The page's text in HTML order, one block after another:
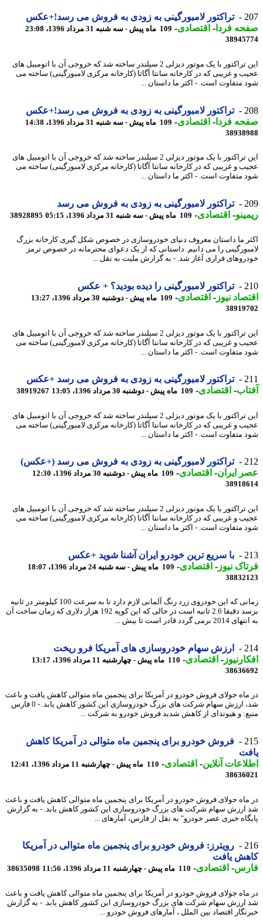
تراکتور لامبورگینی به زودی به فروش می رسد!+عکس
فردا- اقتصادی-109 ماه پیش - سه شنبه 31 مرداد 1396، 23:08
این تراکتور با یک موتور دیزلی 2 سیلندر ساخته شد که خروجی آن با اتومبیل های
و غریبی که در کارخانه سانتا آگاتا (کارخانه مرکزی لامبورگینی) ساخته می
متفاوت است. - اکثر ما داستان ...
تراکتور لامبورگینی به زودی به فروش می رسد!+عکس
فردا- اقتصادی-109 ماه پیش - سه شنبه 31 مرداد 1396، 14:38
این تراکتور با یک موتور دیزلی 2 سیلندر ساخته شد که خروجی آن با اتومبیل های
و غریبی که در کارخانه سانتا آگاتا (کارخانه مرکزی لامبورگینی) ساخته می
متفاوت است. - اکثر ما داستان ...
تراکتور لامبورگینی به زودی به فروش می رسد
-اقتصادی-109 ماه پیش - سه شنبه 31 مرداد 1396، 05:15 38928895
ما داستان معروف دنیای خودروسازی در خصوص شکل گیری کارخانه بزرگ
را می دانیم. داستانی که از یک دعوای محترمانه در خصوص ترمز
فراری آغاز شد. - به گزارش ملیت به نقل ...
تراکتور لامبورگینی را دیده بودید؟ + عکس
نیوز-اقتصادی-109 ماه پیش - دوشنبه 30 مرداد 1396، 13:27
این تراکتور با یک موتور دیزلی 2 سیلندر ساخته شد که خروجی آن با اتومبیل های
و غریبی که در کارخانه سانتا آگاتا (کارخانه مرکزی لامبورگینی) ساخته می
متفاوت است. - اکثر ما داستان ...
تراکتور لامبورگینی به زودی به فروش می رسد +عکس
-اقتصادی-109 ماه پیش - دوشنبه 30 مرداد 1396، 13:05 38919267
این تراکتور با یک موتور دیزلی 2 سیلندر ساخته شد که خروجی آن با اتومبیل های
و غریبی که در کارخانه سانتا آگاتا (کارخانه مرکزی لامبورگینی) ساخته می
متفاوت است. - اکثر ما داستان ...
تراکتور لامبورگینی به زودی به فروش می رسد (+عکس)
ایران- اقتصادی-109 ماه پیش - دوشنبه 30 مرداد 1396، 12:30
این تراکتور با یک موتور دیزلی 2 سیلندر ساخته شد که خروجی آن با اتومبیل های
و غریبی که در کارخانه سانتا آگاتا (کارخانه مرکزی لامبورگینی) ساخته می
متفاوت است. - اکثر ما داستان ...
با سریع ترین خودرو ایران آشنا شوید +عکس
نیوز-اقتصادی-109 ماه پیش - سه شنبه 24 مرداد 1396، 18:07
زمانی که این خودروی زرد رنگ آلمانی لازم دارد تا به سرعت 100 کیلومتر در ثانیه
برسد دقیقا 2.6 ثانیه است در حالی که این کوپه 192 هزار دلاری که زمان ساخت آن
گردد قادر است تا بیش ...
ارزش سهام خودروسازی های آمریکا فرو ریخت
-اقتصادی-110 ماه پیش - چهارشنبه 11 مرداد 1396، 13:17
جولای فروش خودرو در آمریکا برای پنجمین ماه متوالی کاهش یافت و باعث
شد، ارزش سهام شرکت های بزرگ خودروسازی این کشور کاهش یابد. - 0 فارس
و هیوندای از کاهش شدید فروش خودرو به شرکت ...
فروش خودرو برای پنجمین ماه متوالی در آمریکا کاهش
آنلاین-اقتصادی-110 ماه پیش - چهارشنبه 11 مرداد 1396، 12:41
جولای فروش خودرو در آمریکا برای پنجمین ماه متوالی کاهش یافت و باعث
سهام شرکت های بزرگ خودروسازی این کشور کاهش یابد. - به گزارش
خبری عصر خودرو" به نقل از فارس، آمارهای ...
رویترز: فروش خودرو برای پنجمین ماه متوالی در آمریکا
یافت
-اقتصادی-110 ماه پیش - چهارشنبه 11 مرداد 1396، 11:56 38635098
جولای فروش خودرو در آمریکا برای پنجمین ماه متوالی کاهش یافت و باعث
سهام شرکت های بزرگ خودروسازی این کشور کاهش یابد. - به گزارش
اقتصاد بین الملل ، آمارهای فروش خودرو ...